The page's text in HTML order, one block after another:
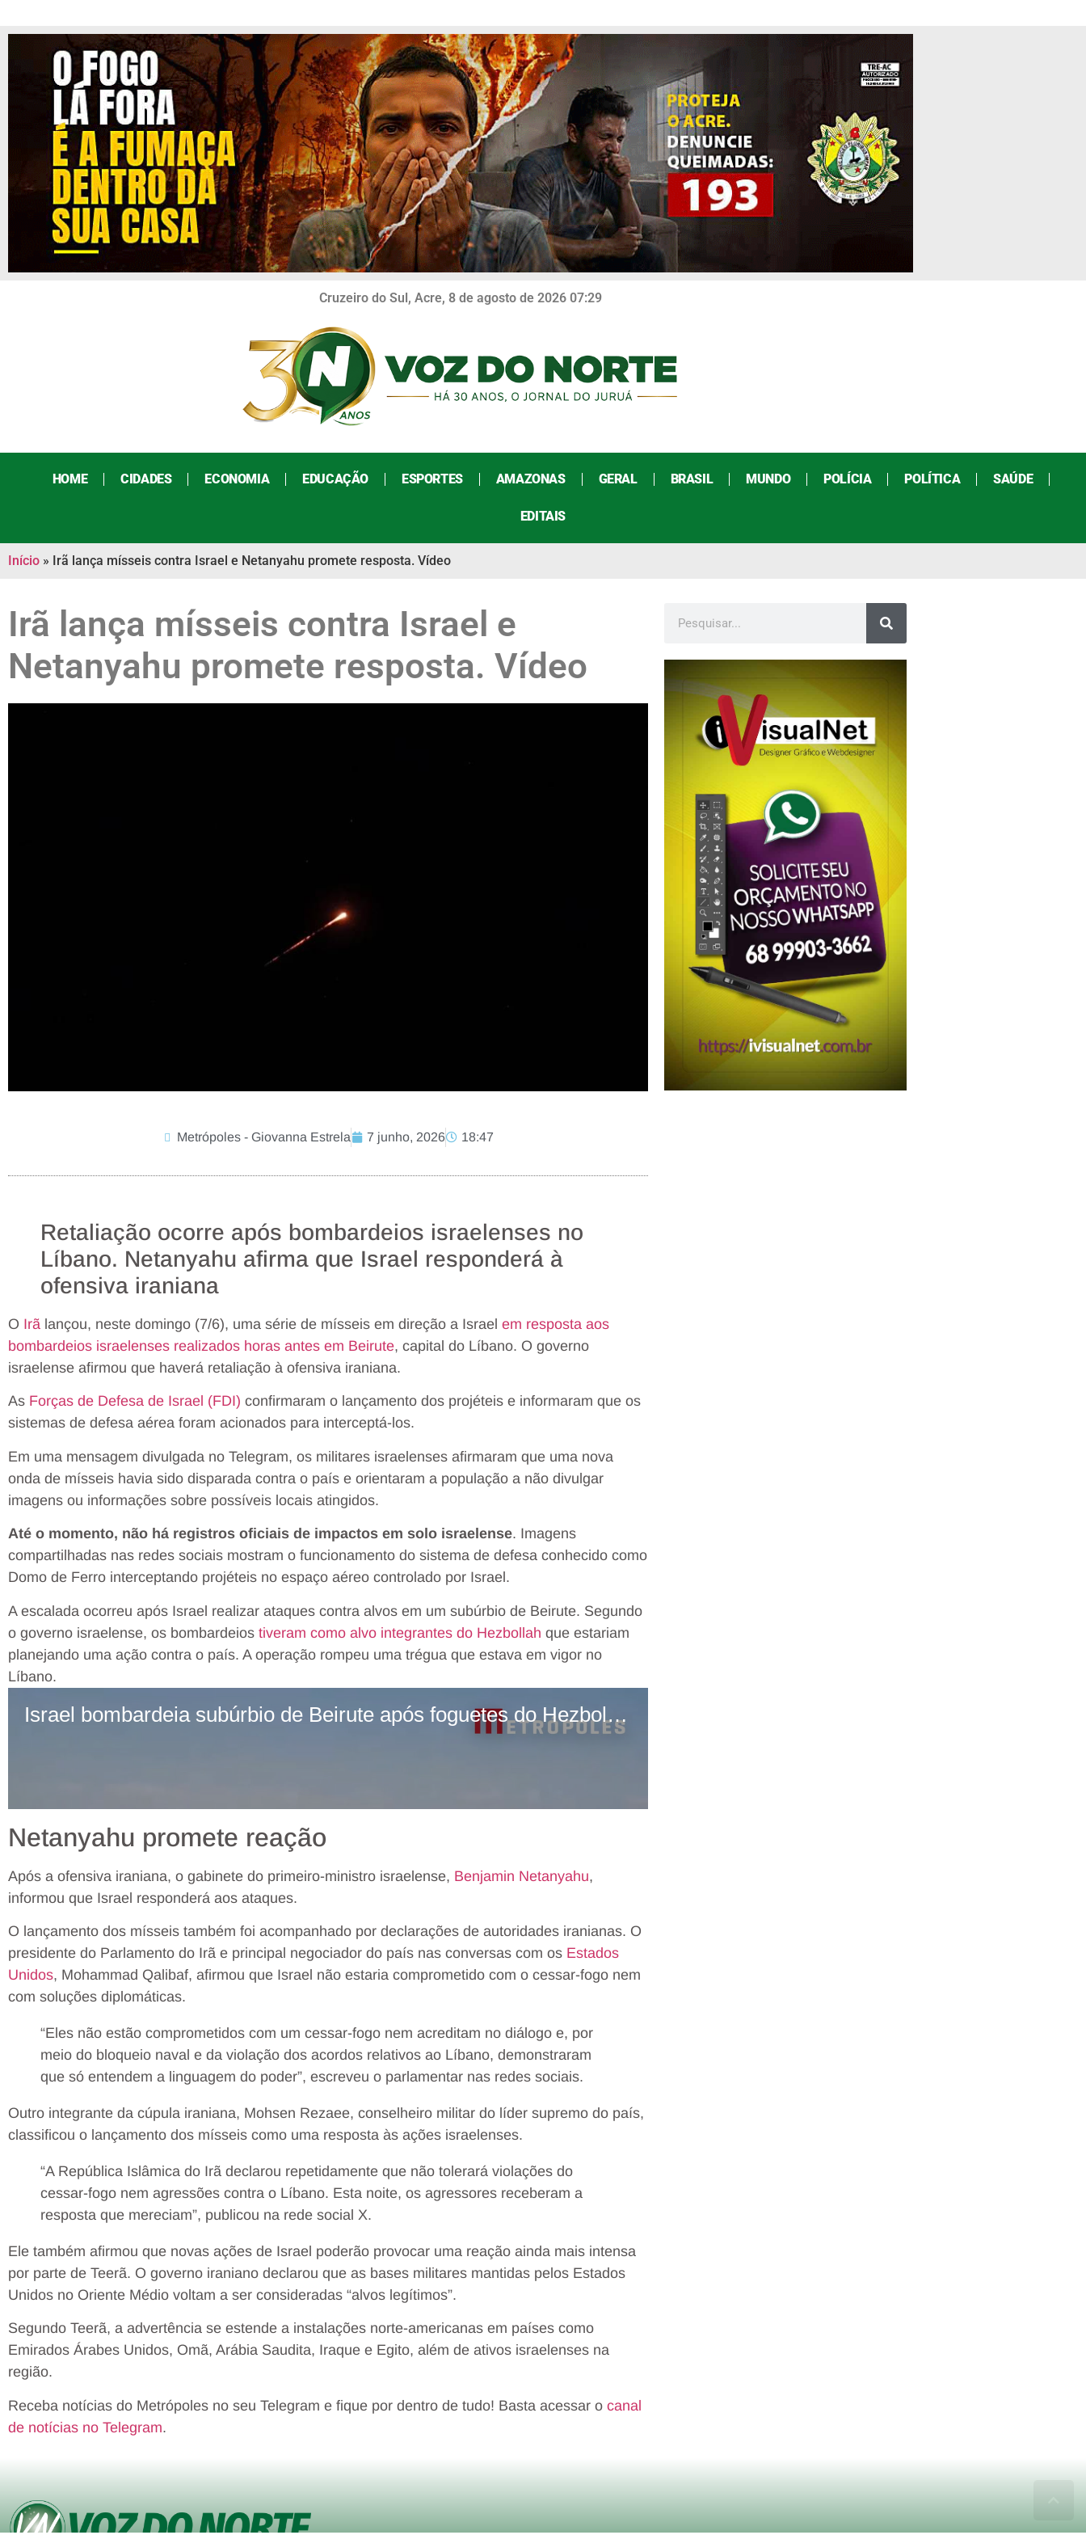
Cruzeiro do Sul, Acre, 8 de agosto de 2026 07:29
HOME CIDADES ECONOMIA EDUCAÇÃO ESPORTES AMAZONAS GERAL BRASIL MUNDO POLÍCIA POLÍTICA SAÚDE
EDITAIS
Início » Irã lança mísseis contra Israel e Netanyahu promete resposta. Vídeo
Irã lança mísseis contra Israel e
Netanyahu promete resposta. Vídeo
Metrópoles - Giovanna Estrela 7 junho, 2026 18:47
Retaliação ocorre após bombardeios israelenses no
Líbano. Netanyahu afirma que Israel responderá à
ofensiva iraniana
O Irã lançou, neste domingo (7/6), uma série de mísseis em direção a Israel em resposta aos
bombardeios israelenses realizados horas antes em Beirute, capital do Líbano. O governo
israelense afirmou que haverá retaliação à ofensiva iraniana.
As Forças de Defesa de Israel (FDI) confirmaram o lançamento dos projéteis e informaram que os
sistemas de defesa aérea foram acionados para interceptá-los.
Em uma mensagem divulgada no Telegram, os militares israelenses afirmaram que uma nova
onda de mísseis havia sido disparada contra o país e orientaram a população a não divulgar
imagens ou informações sobre possíveis locais atingidos.
Até o momento, não há registros oficiais de impactos em solo israelense. Imagens
compartilhadas nas redes sociais mostram o funcionamento do sistema de defesa conhecido como
Domo de Ferro interceptando projéteis no espaço aéreo controlado por Israel.
A escalada ocorreu após Israel realizar ataques contra alvos em um subúrbio de Beirute. Segundo
o governo israelense, os bombardeios tiveram como alvo integrantes do Hezbollah que estariam
planejando uma ação contra o país. A operação rompeu uma trégua que estava em vigor no
Líbano.
Netanyahu promete reação
Após a ofensiva iraniana, o gabinete do primeiro-ministro israelense, Benjamin Netanyahu,
informou que Israel responderá aos ataques.
O lançamento dos mísseis também foi acompanhado por declarações de autoridades iranianas. O
presidente do Parlamento do Irã e principal negociador do país nas conversas com os Estados
Unidos, Mohammad Qalibaf, afirmou que Israel não estaria comprometido com o cessar-fogo nem
com soluções diplomáticas.
“Eles não estão comprometidos com um cessar-fogo nem acreditam no diálogo e, por
meio do bloqueio naval e da violação dos acordos relativos ao Líbano, demonstraram
que só entendem a linguagem do poder”, escreveu o parlamentar nas redes sociais.
Outro integrante da cúpula iraniana, Mohsen Rezaee, conselheiro militar do líder supremo do país,
classificou o lançamento dos mísseis como uma resposta às ações israelenses.
“A República Islâmica do Irã declarou repetidamente que não tolerará violações do
cessar-fogo nem agressões contra o Líbano. Esta noite, os agressores receberam a
resposta que mereciam”, publicou na rede social X.
Ele também afirmou que novas ações de Israel poderão provocar uma reação ainda mais intensa
por parte de Teerã. O governo iraniano declarou que as bases militares mantidas pelos Estados
Unidos no Oriente Médio voltam a ser consideradas “alvos legítimos”.
Segundo Teerã, a advertência se estende a instalações norte-americanas em países como
Emirados Árabes Unidos, Omã, Arábia Saudita, Iraque e Egito, além de ativos israelenses na
região.
Receba notícias do Metrópoles no seu Telegram e fique por dentro de tudo! Basta acessar o canal
de notícias no Telegram.